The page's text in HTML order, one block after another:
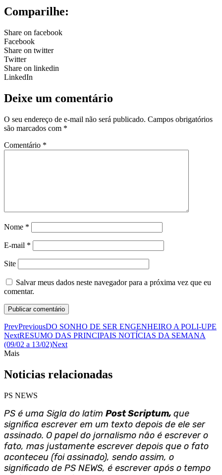
Comparilhe:
Share on facebook
Facebook
Share on twitter
Twitter
Share on linkedin
LinkedIn
Deixe um comentário
O seu endereço de e-mail não será publicado. Campos obrigatórios
são marcados com *
Comentário *
Nome *
E-mail *
Site
Salvar meus dados neste navegador para a próxima vez que eu
comentar.
PrevPreviousDO SONHO DE SER ENGENHEIRO A POLI-UPE
NextRESUMO DAS PRINCIPAIS NOTÍCIAS DA SEMANA
(09/02 a 13/02)Next
Mais
Noticias relacionadas
PS NEWS
PS é uma Sigla do latim Post Scriptum, que
significa escrever em um texto depois de ele ser
assinado. O papel do jornalismo não é escrever o
fato, mas justamente escrever depois que o fato
aconteceu (foi assinado), sendo assim, o
significado de PS NEWS, é escrever após o tempo